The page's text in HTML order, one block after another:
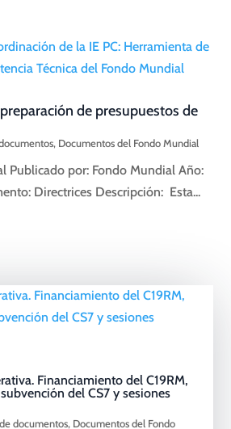
de presupuestos de
, Documentos del Fondo Mundial
Publicado por: Fondo Mundial Año:
Directrices Descripción: Esta...
Financiamiento del C19RM,
del CS7 y sesiones
documentos, Documentos del Fondo